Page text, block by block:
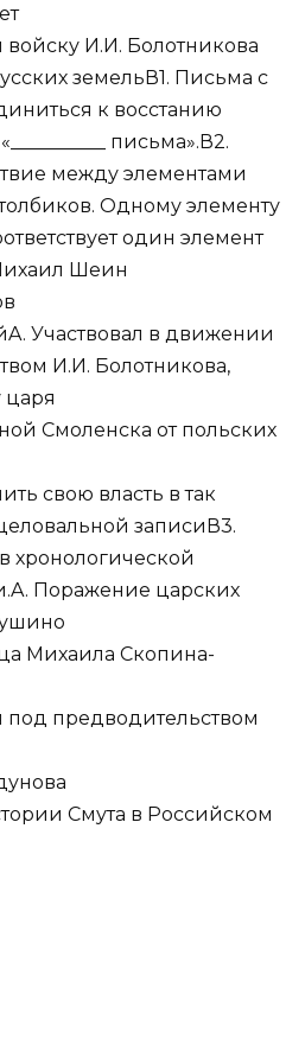
И.И. Болотникова
земельВ1. Письма с
к восстанию
письма».В2.
между элементами
Одному элементу
один элемент
Шеин
Участвовал в движении
И.И. Болотникова,
царя
Смоленска от польских
свою власть в так
записиВ3.
хронологической
Поражение царских
Михаила Скопина-
предводительством
Смута в Российском